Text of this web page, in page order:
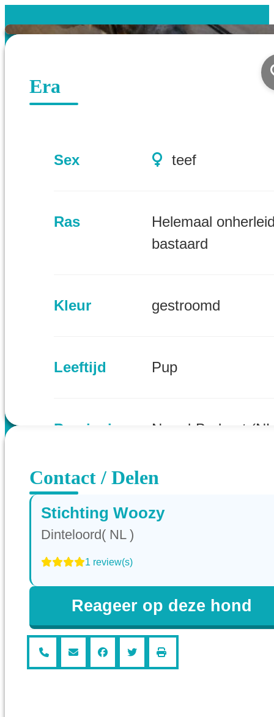
Era
Sex teef
Ras
Helemaal
bastaard
Kleur gestroomd
Leeftijd Pup
Provincie Noord-Brabant
Contact / Delen
Stichting Woozy
Dinteloord( NL )
1 review(s)
Reageer op deze hond